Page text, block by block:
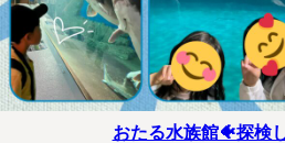
おたる水族館🐠探検